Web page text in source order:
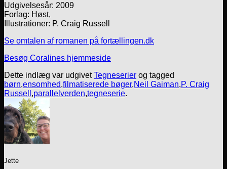
Udgivelsesår: 2009
Forlag: Høst,
Illustrationer: P. Craig Russell
Se omtalen af romanen på fortællingen.dk
Besøg Coralines hjemmeside
Dette indlæg var udgivetTegneserier og tagged
børn,ensomhed,filmatiserede bøger,Neil Gaiman,P. Craig
Russell ,parallelverden,tegneserie.
Jette